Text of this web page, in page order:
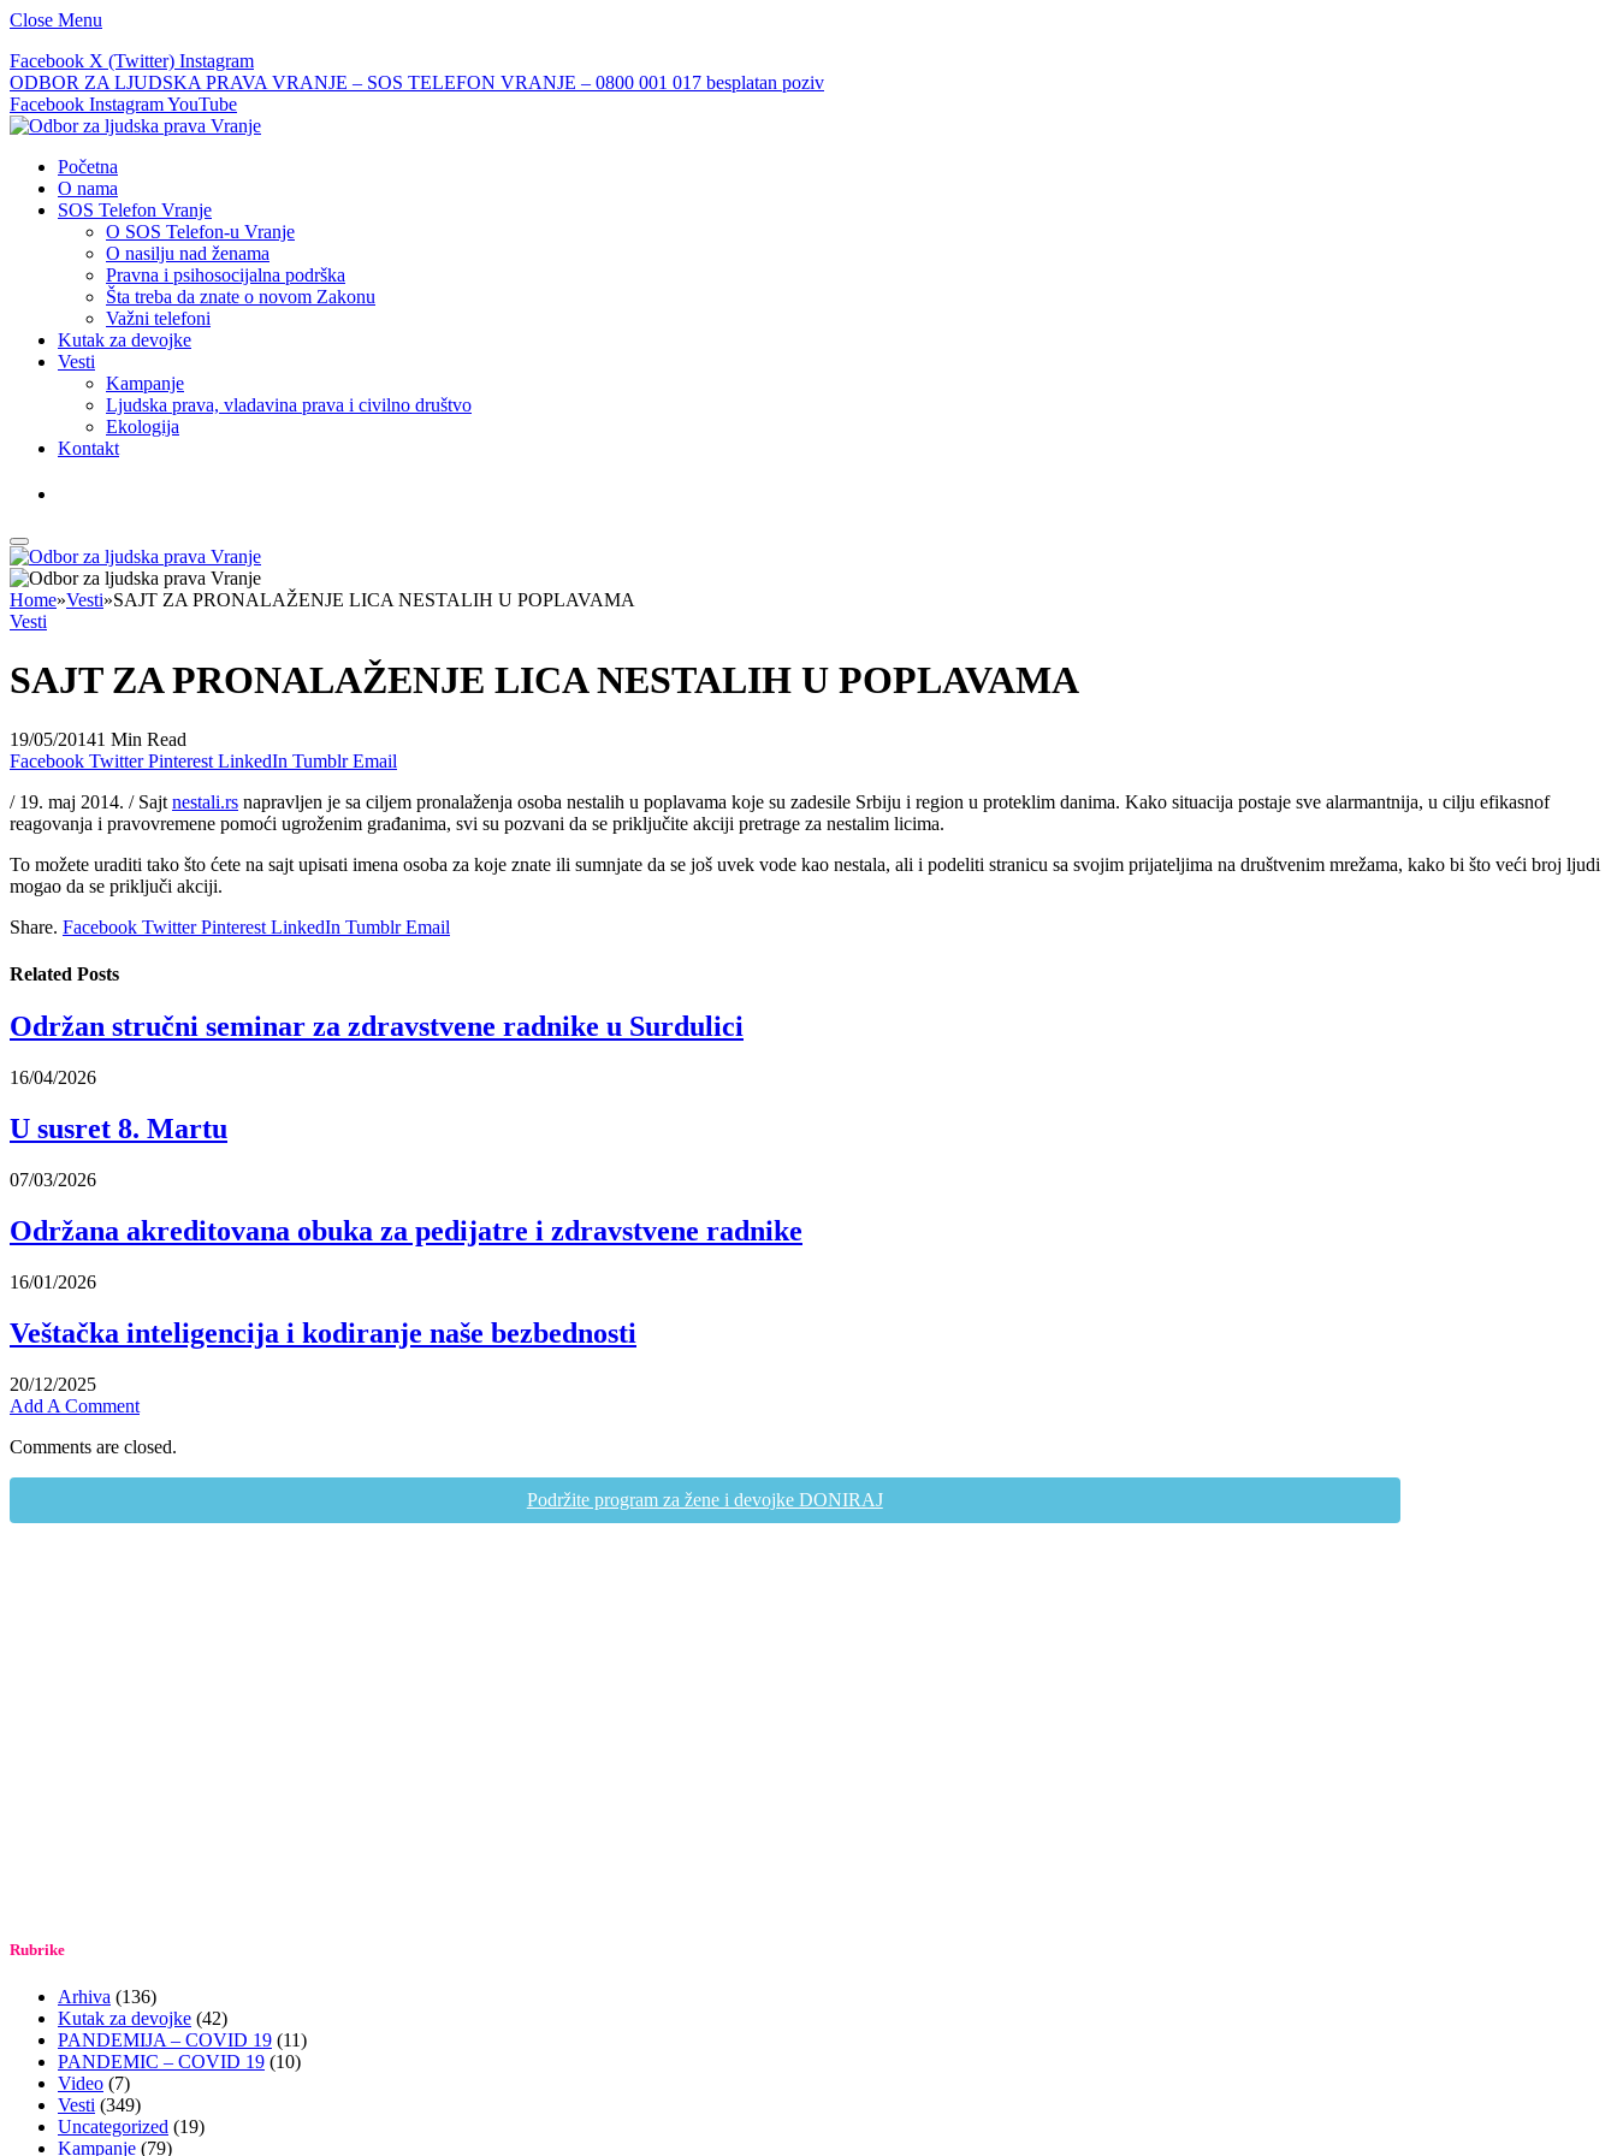
Close Menu
Facebook X (Twitter) Instagram
ODBOR ZA LJUDSKA PRAVA VRANJE – SOS TELEFON VRANJE – 0800 001 017 besplatan poziv
Facebook InstagramYouTube
Početna
O nama
SOS Telefon Vranje
O SOS Telefon-u Vranje
O nasilju nad ženama
Pravna i psihosocijalna podrška
Šta treba da znate o novom Zakonu
Važni telefoni
Kutak za devojke
Vesti
Kampanje
Ljudska prava, vladavina prava i civilno društvo
Ekologija
Kontakt
Home»Vesti»SAJT ZA PRONALAŽENJE LICA NESTALIH U POPLAVAMA
Vesti
SAJT ZA PRONALAŽENJE LICA NESTALIH U POPLAVAMA
19/05/20141 Min Read
Facebook Twitter Pinterest LinkedIn Tumblr Email
/ 19. maj 2014. / Sajt nestali.rs napravljen je sa ciljem pronalaženja osoba nestalih u poplavama koje su zadesile Srbiju i region u proteklim danima. Kako situacija postaje sve alarmantnija, u cilju efikasnof
reagovanja i pravovremene pomoći ugroženim građanima, svi su pozvani da se priključite akciji pretrage za nestalim licima.
To možete uraditi tako što ćete na sajt upisati imena osoba za koje znate ili sumnjate da se još uvek vode kao nestala, ali i podeliti stranicu sa svojim prijateljima na društvenim mrežama, kako bi što veći broj ljudi
mogao da se priključi akciji.
Share. Facebook Twitter Pinterest LinkedIn Tumblr Email
Related Posts
Održan stručni seminar za zdravstvene radnike u Surdulici
16/04/2026
U susret 8. Martu
07/03/2026
Održana akreditovana obuka za pedijatre i zdravstvene radnike
16/01/2026
Veštačka inteligencija i kodiranje naše bezbednosti
20/12/2025
Add A Comment
Comments are closed.
Podržite program za žene i devojke DONIRAJ
Rubrike
Arhiva (136)
Kutak za devojke (42)
PANDEMIJA – COVID 19 (11)
PANDEMIC – COVID 19 (10)
Video (7)
Vesti (349)
Uncategorized (19)
Kampanje (79)